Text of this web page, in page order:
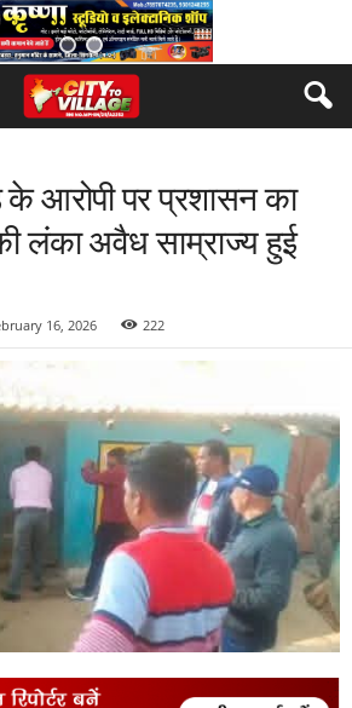
के आरोपी पर प्रशासन का
लंका अवैध साम्राज्य हुई
16, 2026 222